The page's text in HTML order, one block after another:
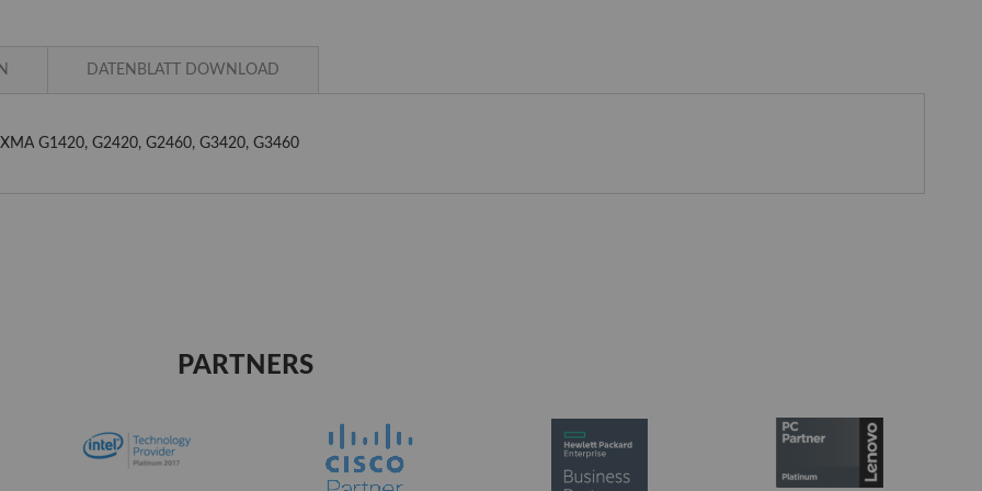
G1420, G2420, G2460, G3420, G3460
DATENBLATT DOWNLOAD
PARTNERS